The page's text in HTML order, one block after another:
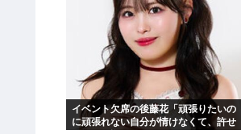
イベント欠席の後藤花「頑張りたいの
に頑張れない自分が情けなくて、許せ